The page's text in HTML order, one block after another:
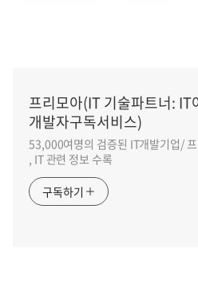
프리모아(IT 기술파트너: IT
개발자구독서비스)
53,000여명의 검증된 IT개발기업/
, IT 관련 정보 수록
구독하기